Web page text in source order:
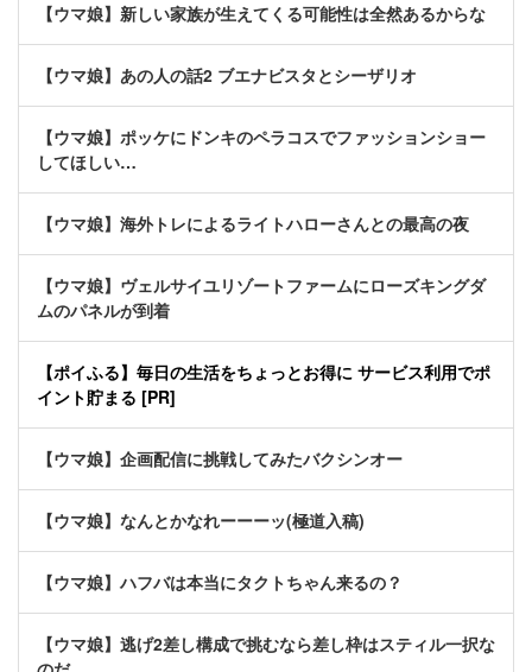
【ウマ娘】新しい家族が生えてくる可能性は全然あるからな
【ウマ娘】あの人の話2 ブエナビスタとシーザリオ
【ウマ娘】ポッケにドンキのペラコスでファッションショー
してほしい…
【ウマ娘】海外トレによるライトハローさんとの最高の夜
【ウマ娘】ヴェルサイユリゾートファームにローズキングダ
ムのパネルが到着
【ポイふる】毎日の生活をちょっとお得に サービス利用でポ
イント貯まる [PR]
【ウマ娘】企画配信に挑戦してみたバクシンオー
【ウマ娘】なんとかなれーーーッ(極道入稿)
【ウマ娘】ハフバは本当にタクトちゃん来るの？
【ウマ娘】逃げ2差し構成で挑むなら差し枠はスティル一択な